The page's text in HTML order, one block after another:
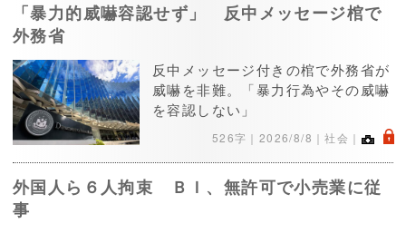
「暴力的威嚇容認せず」 反中メッセージ棺で
外務省
反中メッセージ付きの棺で外務省が
威嚇を非難。「暴力行為やその威嚇
を容認しない」
526字｜ 2026/8/8 ｜社会｜ .
外国人ら６人拘束 ＢＩ、無許可で小売業に従
事